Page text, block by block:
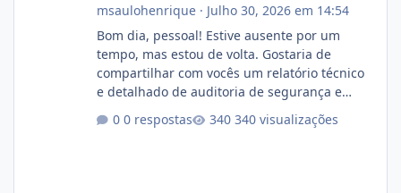
msaulohenrique· Julho 30, 2026 em 14:54
Bom dia, pessoal! Estive ausente por um
tempo, mas estou de volta. Gostaria de
compartilhar com vocês um relatório técnico
e detalhado de auditoria de segurança e
atualmente em circulação e comercialização
0 respostas 340 visualizações